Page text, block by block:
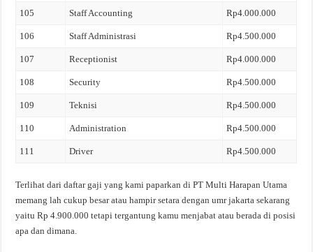
105 Staff Accounting Rp4.000.000
106 Staff Administrasi Rp4.500.000
107 Receptionist Rp4.000.000
108 Security Rp4.500.000
109 Teknisi Rp4.500.000
110 Administration Rp4.500.000
111 Driver Rp4.500.000
Terlihat dari daftar gaji yang kami paparkan di PT Multi Harapan Utama
memang lah cukup besar atau hampir setara dengan umr jakarta sekarang
yaitu Rp 4.900.000 tetapi tergantung kamu menjabat atau berada di posisi
apa dan dimana.